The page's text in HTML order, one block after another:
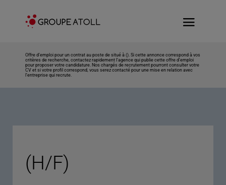
Offre d’emploi pour un contrat au poste de situé à (). Si cette annonce correspond à vos
critères de recherche, contactez rapidement l’agence qui publie cette offre d’emploi
pour proposer votre candidature. Nos chargés de recrutement pourront consulter votre
CV et si votre profil correspond, vous serez contacté pour une mise en relation avec
l’entreprise qui recrute.
(H/F)